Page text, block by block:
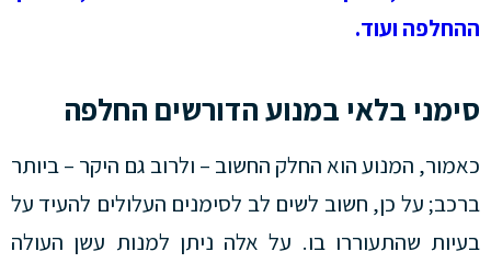
ההחלפה ועוד.
סימני בלאי במנוע הדורשים החלפה
כאמור, המנוע הוא החלק החשוב – ולרוב גם היקר – ביותר
ברכב; על כן, חשוב לשים לב לסימנים העלולים להעיד על
בעיות שהתעוררו בו. על אלה ניתן למנות עשן העולה